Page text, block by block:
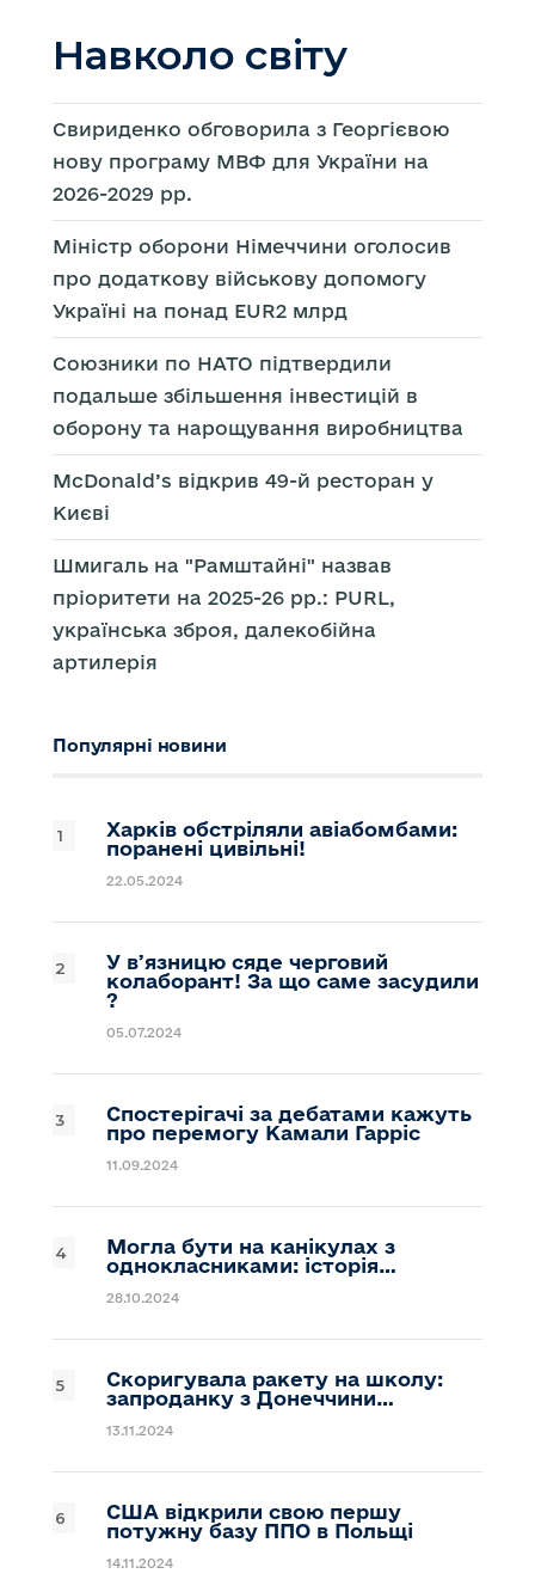
Навколо світу
Свириденко обговорила з Георгієвою
нову програму МВФ для України на
2026-2029 рр.
Міністр оборони Німеччини оголосив
про додаткову військову допомогу
Україні на понад EUR2 млрд
Союзники по НАТО підтвердили
подальше збільшення інвестицій в
оборону та нарощування виробництва
McDonald’s відкрив 49-й ресторан у
Києві
Шмигаль на "Рамштайні" назвав
пріоритети на 2025-26 рр.: PURL,
українська зброя, далекобійна
артилерія
Популярні новини
Харків обстріляли авіабомбами:
поранені цивільні!
22.05.2024
У вʼязницю сяде черговий
колаборант! За що саме засудили
?
05.07.2024
Спостерігачі за дебатами кажуть
про перемогу Камали Гарріс
11.09.2024
Могла бути на канікулах з
однокласниками: історія…
28.10.2024
Скоригувала ракету на школу:
запроданку з Донеччини…
13.11.2024
США відкрили свою першу
потужну базу ППО в Польщі
14.11.2024